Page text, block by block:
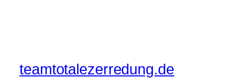
teamtotalezerredung.de